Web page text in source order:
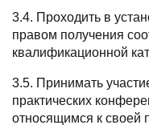
3.4. Проходить в
правом получения
квалификационной
3.5. Принимать
практических
относящимся к своей